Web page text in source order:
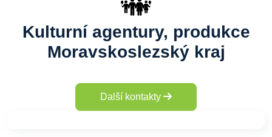
Kulturní agentury, produkce
Moravskoslezský kraj
Další kontakty